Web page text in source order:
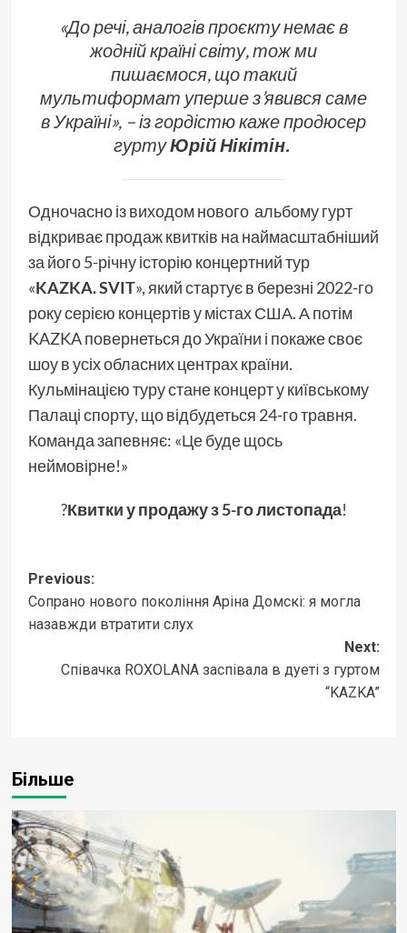
«До речі, аналогів проєкту немає в
жодній країні світу, тож ми
пишаємося, що такий
мультиформат уперше з’явився саме
в Україні», – із гордістю каже продюсер
гуртуЮрій Нікітін.
Одночасно із виходом нового альбому гурт
відкриває продаж квитків на наймасштабніший
за його 5-річну історію концертний тур
«KAZKA. SVIT», який стартує в березні 2022-го
року серією концертів у містах США. А потім
KAZKA повернеться до України і покаже своє
шоу в усіх обласних центрах країни.
Кульмінацією туру стане концерт у київському
Палаці спорту, що відбудеться 24-го травня.
Команда запевняє: «Це буде щось
неймовірне!»
?Квитки у продажу з 5-го листопада!
Post
navigation
Previous:
Сопрано нового покоління Аріна Домскі: я могла
назавжди втратити слух
Next:
Співачка ROXOLANA заспівала в дуеті з гуртом
“KAZKA”
Більше